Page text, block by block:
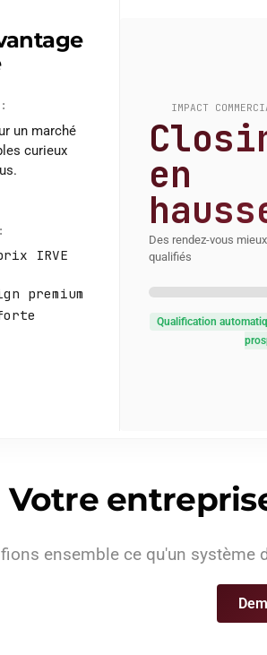
un marché
curieux
IRVE
premium
IMPACT
en
Des rendez-vous mieux
qualifiés
Qualification
Votre
ensemble ce qu'un système